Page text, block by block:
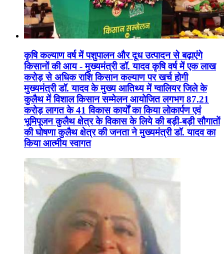
कृषि कल्याण वर्ष में पशुपालन और दूध उत्पादन से बढ़ाएंगे
किसानों की आय - मुख्यमंत्री डॉ. यादव कृषि वर्ष में एक लाख
करोड़ से अधिक राशि किसान कल्याण पर खर्च होगी
मुख्यमंत्री डॉ. यादव के मुख्य आतिथ्य में ग्वालियर जिले के
कुलैथ में विशाल किसान सम्मेलन आयोजित लगभग 87.21
करोड़ लागत के 41 विकास कार्यों का किया लोकार्पण एवं
भूमिपूजन कुलैथ क्षेत्र के विकास के लिये की बड़ी-बड़ी सौगातों
की घोषणा कुलैथ क्षेत्र की जनता ने मुख्यमंत्री डॉ. यादव का
किया आत्मीय स्वागत